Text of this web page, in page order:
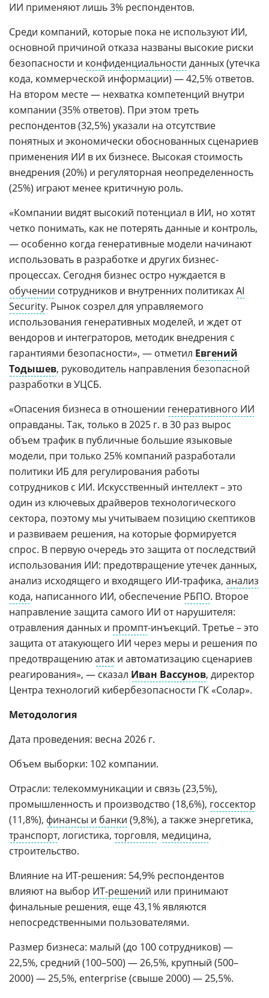
ИИ применяют лишь 3% респондентов.
Среди компаний, которые пока не используют ИИ,
основной причиной отказа названы высокие риски
безопасности и конфиденциальности данных (утечка
кода, коммерческой информации) — 42,5% ответов.
На втором месте — нехватка компетенций внутри
компании (35% ответов). При этом треть
респондентов (32,5%) указали на отсутствие
понятных и экономически обоснованных сценариев
применения ИИ в их бизнесе. Высокая стоимость
внедрения (20%) и регуляторная неопределенность
(25%) играют менее критичную роль.
«Компании видят высокий потенциал в ИИ, но хотят
четко понимать, как не потерять данные и контроль,
— особенно когда генеративные модели начинают
использовать в разработке и других бизнес-
процессах. Сегодня бизнес остро нуждается в
обучении сотрудников и внутренних политикахAI
Security. Рынок созрел для управляемого
использования генеративных моделей, и ждет от
вендоров и интеграторов, методик внедрения с
гарантиями безопасности», — отметил Евгений
Тодышев, руководитель направления безопасной
разработки в УЦСБ.
«Опасения бизнеса в отношении генеративного ИИ
оправданы. Так, только в 2025 г. в 30 раз вырос
объем трафик в публичные большие языковые
модели, при только 25% компаний разработали
политики ИБ для регулирования работы
сотрудников с ИИ. Искусственный интеллект – это
один из ключевых драйверов технологического
сектора, поэтому мы учитываем позицию скептиков
и развиваем решения, на которые формируется
спрос. В первую очередь это защита от последствий
использования ИИ: предотвращение утечек данных,
анализ исходящего и входящего ИИ-трафика, анализ
кода, написанного ИИ, обеспечение РБПО. Второе
направление защита самого ИИ от нарушителя:
отравления данных и промпт-инъекций. Третье – это
защита от атакующего ИИ через меры и решения по
предотвращениюатак и автоматизацию сценариев
реагирования», — сказал Иван Вассунов, директор
Центра технологий кибербезопасности ГК «Солар».
Методология
Дата проведения: весна 2026 г.
Объем выборки: 102 компании.
Отрасли: телекоммуникации и связь (23,5%),
промышленность и производство (18,6%), госсектор
(11,8%), финансы и банки (9,8%), а также энергетика,
транспорт, логистика, торговля, медицина,
строительство.
Влияние на ИТ-решения: 54,9% респондентов
влияют на выбор ИТ-решений или принимают
финальные решения, еще 43,1% являются
непосредственными пользователями.
Размер бизнеса: малый (до 100 сотрудников) —
22,5%, средний (100–500) — 26,5%, крупный (500–
2000) — 25,5%, enterprise (свыше 2000) — 25,5%.